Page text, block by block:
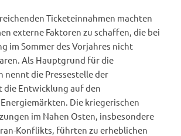
Ticketeinnahmen machten
externe Faktoren zu schaffen, die bei
im Sommer des Vorjahres nicht
Als Hauptgrund für die
nennt die Pressestelle der
die Entwicklung auf den
Die kriegerischen
im Nahen Osten, insbesondere
Konflikts, führten zu erheblichen